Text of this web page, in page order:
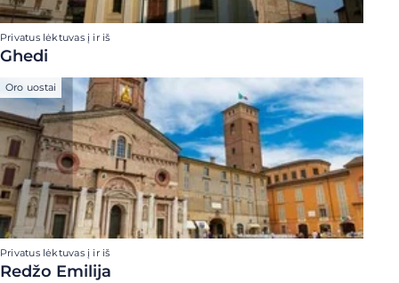
Privatus lėktuvas į ir iš
Ghedi
Oro uostai
Privatus lėktuvas į ir iš
Redžo Emilija